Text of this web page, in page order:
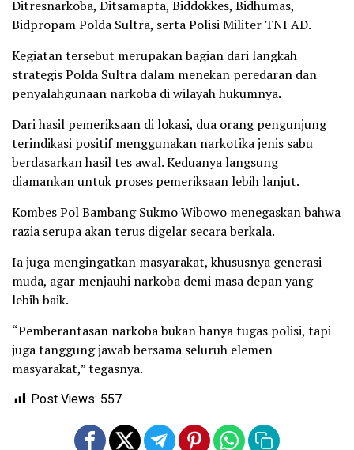
Ditresnarkoba, Ditsamapta, Biddokkes, Bidhumas,
Bidpropam Polda Sultra, serta Polisi Militer TNI AD.
Kegiatan tersebut merupakan bagian dari langkah
strategis Polda Sultra dalam menekan peredaran dan
penyalahgunaan narkoba di wilayah hukumnya.
Dari hasil pemeriksaan di lokasi, dua orang pengunjung
terindikasi positif menggunakan narkotika jenis sabu
berdasarkan hasil tes awal. Keduanya langsung
diamankan untuk proses pemeriksaan lebih lanjut.
Kombes Pol Bambang Sukmo Wibowo menegaskan bahwa
razia serupa akan terus digelar secara berkala.
Ia juga mengingatkan masyarakat, khususnya generasi
muda, agar menjauhi narkoba demi masa depan yang
lebih baik.
“Pemberantasan narkoba bukan hanya tugas polisi, tapi
juga tanggung jawab bersama seluruh elemen
masyarakat,” tegasnya.
Post Views: 557